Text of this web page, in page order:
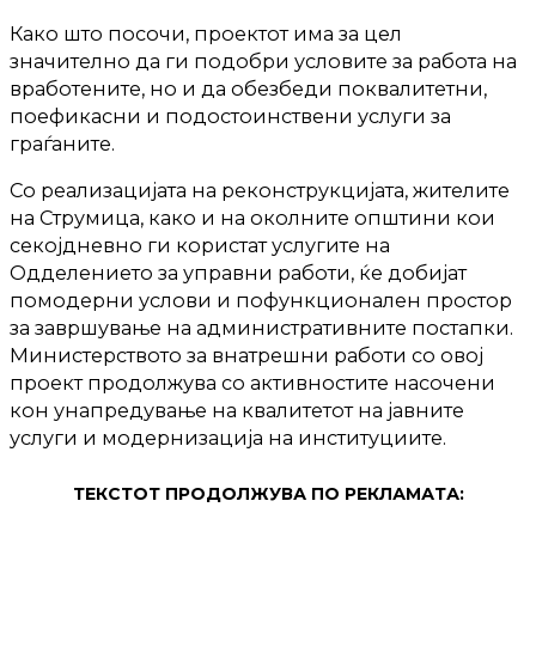
Како што посочи, проектот има за цел
значително да ги подобри условите за работа на
вработените, но и да обезбеди поквалитетни,
поефикасни и подостоинствени услуги за
граѓаните.
Со реализацијата на реконструкцијата, жителите
на Струмица, како и на околните општини кои
секојдневно ги користат услугите на
Одделението за управни работи, ќе добијат
помодерни услови и пофункционален простор
за завршување на административните постапки.
Министерството за внатрешни работи со овој
проект продолжува со активностите насочени
кон унапредување на квалитетот на јавните
услуги и модернизација на институциите.
ТЕКСТОТ ПРОДОЛЖУВА ПО РЕКЛАМАТА: